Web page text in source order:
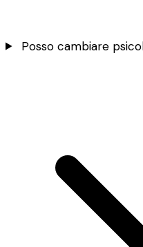
Posso cambiare